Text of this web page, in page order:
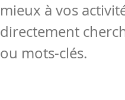
mieux à vos
directement
ou mots-clés.